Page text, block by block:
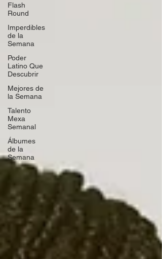
Flash
Round
Imperdibles
de la
Semana
Poder
Latino Que
Descubrir
Mejores de
la Semana
Talento
Mexa
Semanal
Álbumes
de la
Semana